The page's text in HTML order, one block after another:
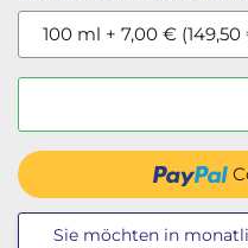
100 ml + 7,00 €
Sie möchten in